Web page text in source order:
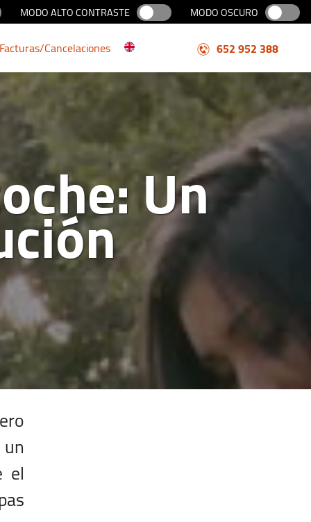
MODO ALTO CONTRASTE MODO OSCURO
Facturas/Cancelaciones 652 952 388
Un
el